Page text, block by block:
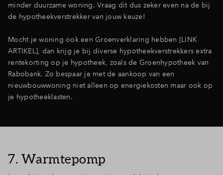
minder duurzame woning. Vraag dit dus zeker even na de bij
de hypotheekverstrekker van jouw keuze!
Mocht je woning ook een Groenverklaring hebben [LINK
ARTIKEL], dan krijg je bij diverse hypotheekverstrekkers extra
rentekorting op je hypotheek, zoals de Groenhypotheek van
Rabobank. Zo bespaar je met de aankoop van een
nieuwbouwwoning niet alleen op energiekosten maar ook op
je hypotheeklasten.
7. Warmtepomp